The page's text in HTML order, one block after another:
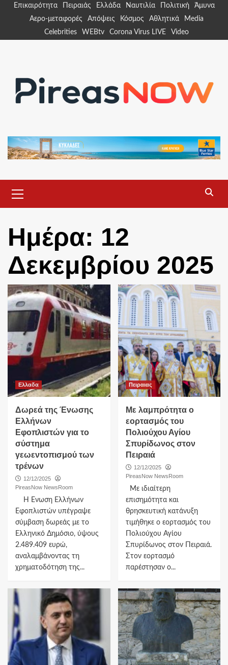
Επικαιρότητα Πειραιάς Ελλάδα Ναυτιλία Πολιτική
Άμυνα
Αερο-μεταφορές
Απόψεις Κόσμος Αθλητικά
Media
Celebrities
WEBtv Corona Virus LIVE Video
Menu
Ημέρα: 12
Δεκεμβρίου 2025
Ελλαδα
Δωρεά της Ένωσης
Ελλήνων
Εφοπλιστών για το
σύστημα
γεωεντοπισμού των
τρένων
12/12/2025
PireasNow NewsRoom
Η Ένωση Ελλήνων
Εφοπλιστών υπέγραψε
σύμβαση δωρεάς με το
Ελληνικό Δημόσιο, ύψους
2.489.409 ευρώ,
αναλαμβάνοντας τη
χρηματοδότηση της...
Πειραιας
Με λαμπρότητα ο
εορτασμός του
Πολιούχου Αγίου
Σπυρίδωνος στον
Πειραιά
12/12/2025
PireasNow NewsRoom
Με ιδιαίτερη
επισημότητα και
θρησκευτική κατάνυξη
τιμήθηκε ο εορτασμός του
Πολιούχου Αγίου
Σπυρίδωνος στον Πειραιά.
Στον εορτασμό
παρέστησαν ο...